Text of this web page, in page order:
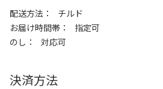
配送方法
チルド
お届け時間帯
指定可
のし
対応可
決済方法